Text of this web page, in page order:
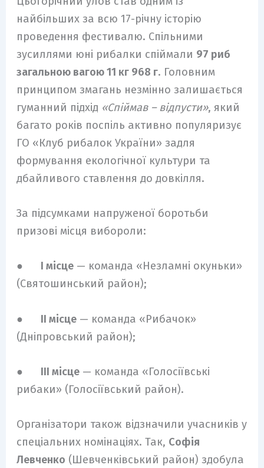
найбільших за всю 17-річну історію
проведення фестивалю. Спільними
зусиллями юні рибалки спіймали 97 риб
загальною вагою 11 кг 968 г. Головним
принципом змагань незмінно залишається
гуманний підхід «Спіймав – відпусти», який
багато років поспіль активно популяризує
ГО «Клуб рибалок України» задля
формування екологічної культури та
дбайливого ставлення до довкілля.
За підсумками напруженої боротьби
призові місця вибороли:
● І місце — команда «Незламні окуньки»
(Святошинський район);
● ІІ місце — команда «Рибачок»
(Дніпровський район);
● ІІІ місце — команда «Голосіївські
рибаки» (Голосіївський район).
Організатори також відзначили учасників у
спеціальних номінаціях. Так, Софія
Левченко (Шевченківський район) здобула